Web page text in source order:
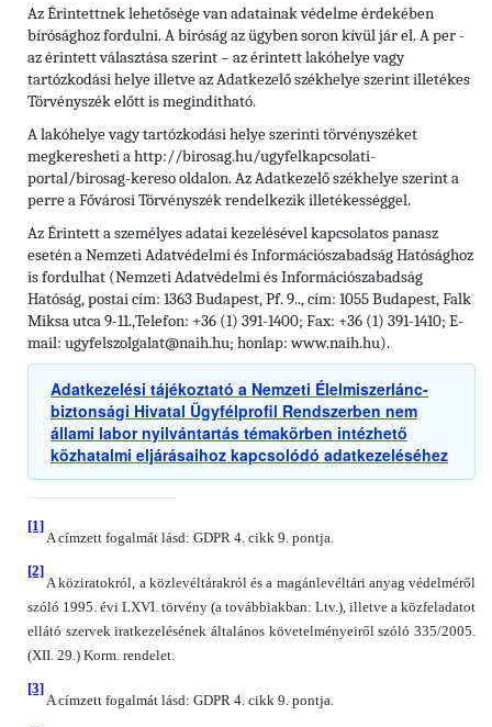
Az Érintettnek lehetősége van adatainak védelme érdekében
bírósághoz fordulni. A bíróság az ügyben soron kívül jár el. A per -
az érintett választása szerint – az érintett lakóhelye vagy
tartózkodási helye illetve az Adatkezelő székhelye szerint illetékes
Törvényszék előtt is megindítható.
A lakóhelye vagy tartózkodási helye szerinti törvényszéket
megkeresheti a http://birosag.hu/ugyfelkapcsolati-
portal/birosag-kereso oldalon. Az Adatkezelő székhelye szerint a
perre a Fővárosi Törvényszék rendelkezik illetékességgel.
Az Érintett a személyes adatai kezelésével kapcsolatos panasz
esetén a Nemzeti Adatvédelmi és Információszabadság Hatósághoz
is fordulhat (Nemzeti Adatvédelmi és Információszabadság
Hatóság, postai cím: 1363 Budapest, Pf. 9.., cím: 1055 Budapest, Falk
Miksa utca 9-11.,Telefon: +36 (1) 391-1400; Fax: +36 (1) 391-1410; E-
mail: ugyfelszolgalat@naih.hu; honlap: www.naih.hu).
Adatkezelési tájékoztató a Nemzeti Élelmiszerlánc-
biztonsági Hivatal Ügyfélprofil Rendszerben nem
állami labor nyilvántartás témakörben intézhető
közhatalmi eljárásaihoz kapcsolódó adatkezeléséhez
[1]
A címzett fogalmát lásd: GDPR 4. cikk 9. pontja.
[2]
A köziratokról, a közlevéltárakról és a magánlevéltári anyag védelméről
szóló 1995. évi LXVI. törvény (a továbbiakban: Ltv.), illetve a közfeladatot
ellátó szervek iratkezelésének általános követelményeiről szóló 335/2005.
(XII. 29.) Korm. rendelet.
[3]
A címzett fogalmát lásd: GDPR 4. cikk 9. pontja.